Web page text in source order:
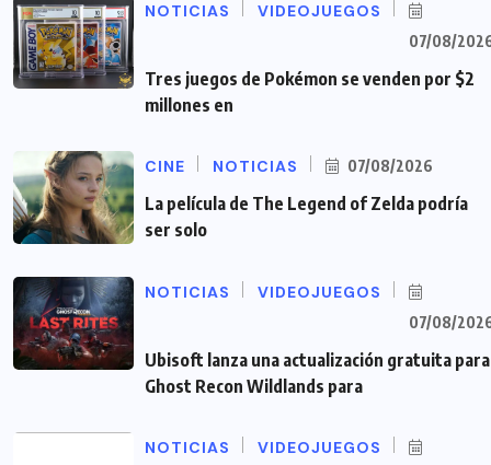
NOTICIAS VIDEOJUEGOS
07/08/
Tres juegos de Pokémon se venden por $2
millones en
CINE NOTICIAS 07/08/2026
La película de The Legend of Zelda podría
ser solo
NOTICIAS VIDEOJUEGOS
07/08/
Ubisoft lanza una actualización gratuita para
Ghost Recon Wildlands para
NOTICIAS VIDEOJUEGOS